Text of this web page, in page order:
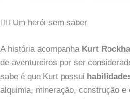
🧙‍♂️ Um herói sem saber
A história acompanha Kurt
de aventureiros por ser
sabe é que Kurt possui
alquimia, mineração, construção